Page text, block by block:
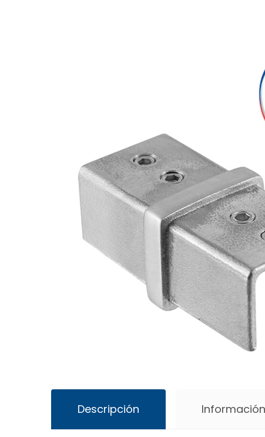
Descripción